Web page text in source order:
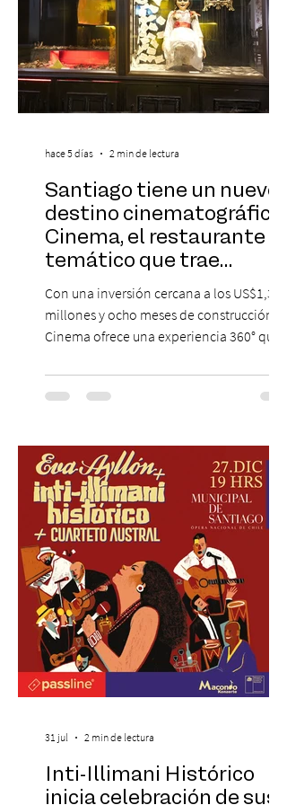
Santiago tiene un nuevo
destino cinematográfico:
Cinema, el restaurante
temático que trae
Hollywood a Chile
Con una inversión cercana a los US$1,3
millones y ocho meses de construcción,
Cinema ofrece una experiencia 360° que
cinematográfica y actores en vivo,
recreando algunos de los universos más
una nueva atracción a su oferta
gastronómica y turística con la apertura de
Cinema, un restaurante temático
inspirado en el concepto de un museo de
Hollywood, que promete transportar a sus
visitantes a distintos
hace 5 días 2 min de lectura
Inti-Illimani Histórico
inicia celebración de sus
31 jul 2 min de lectura